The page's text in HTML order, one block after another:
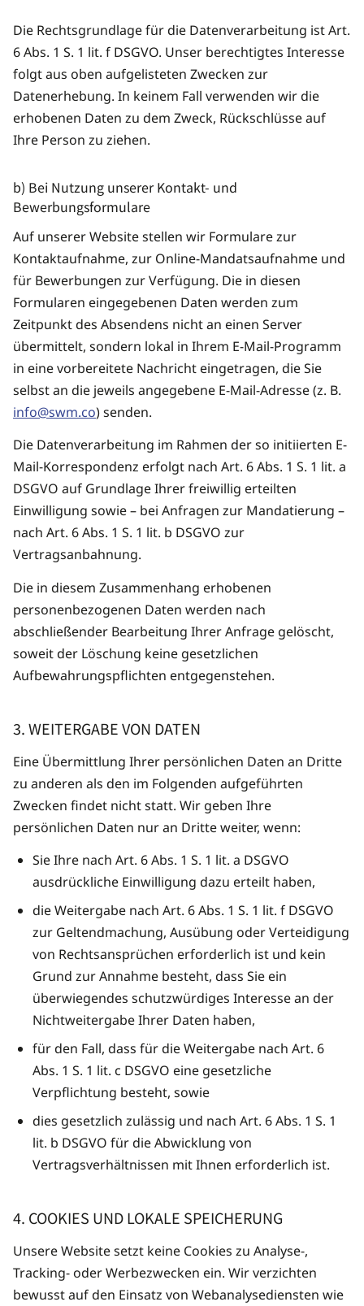
Die Rechtsgrundlage für die Datenverarbeitung ist Art.
6 Abs. 1 S. 1 lit. f DSGVO. Unser berechtigtes Interesse
folgt aus oben aufgelisteten Zwecken zur
Datenerhebung. In keinem Fall verwenden wir die
erhobenen Daten zu dem Zweck, Rückschlüsse auf
Ihre Person zu ziehen.
b) Bei Nutzung unserer Kontakt- und
Bewerbungsformulare
Auf unserer Website stellen wir Formulare zur
Kontaktaufnahme, zur Online-Mandatsaufnahme und
für Bewerbungen zur Verfügung. Die in diesen
Formularen eingegebenen Daten werden zum
Zeitpunkt des Absendens nicht an einen Server
übermittelt, sondern lokal in Ihrem E-Mail-Programm
in eine vorbereitete Nachricht eingetragen, die Sie
selbst an die jeweils angegebene E-Mail-Adresse (z. B.
info@swm.co) senden.
Die Datenverarbeitung im Rahmen der so initiierten E-
Mail-Korrespondenz erfolgt nach Art. 6 Abs. 1 S. 1 lit. a
DSGVO auf Grundlage Ihrer freiwillig erteilten
Einwilligung sowie – bei Anfragen zur Mandatierung –
nach Art. 6 Abs. 1 S. 1 lit. b DSGVO zur
Vertragsanbahnung.
Die in diesem Zusammenhang erhobenen
personenbezogenen Daten werden nach
abschließender Bearbeitung Ihrer Anfrage gelöscht,
soweit der Löschung keine gesetzlichen
Aufbewahrungspflichten entgegenstehen.
3. WEITERGABE VON DATEN
Eine Übermittlung Ihrer persönlichen Daten an Dritte
zu anderen als den im Folgenden aufgeführten
Zwecken findet nicht statt. Wir geben Ihre
persönlichen Daten nur an Dritte weiter, wenn:
Sie Ihre nach Art. 6 Abs. 1 S. 1 lit. a DSGVO
ausdrückliche Einwilligung dazu erteilt haben,
die Weitergabe nach Art. 6 Abs. 1 S. 1 lit. f DSGVO
zur Geltendmachung, Ausübung oder Verteidigung
von Rechtsansprüchen erforderlich ist und kein
Grund zur Annahme besteht, dass Sie ein
überwiegendes schutzwürdiges Interesse an der
Nichtweitergabe Ihrer Daten haben,
für den Fall, dass für die Weitergabe nach Art. 6
Abs. 1 S. 1 lit. c DSGVO eine gesetzliche
Verpflichtung besteht, sowie
dies gesetzlich zulässig und nach Art. 6 Abs. 1 S. 1
lit. b DSGVO für die Abwicklung von
Vertragsverhältnissen mit Ihnen erforderlich ist.
4. COOKIES UND LOKALE SPEICHERUNG
Unsere Website setzt keine Cookies zu Analyse-,
Tracking- oder Werbezwecken ein. Wir verzichten
bewusst auf den Einsatz von Webanalyse­diensten wie